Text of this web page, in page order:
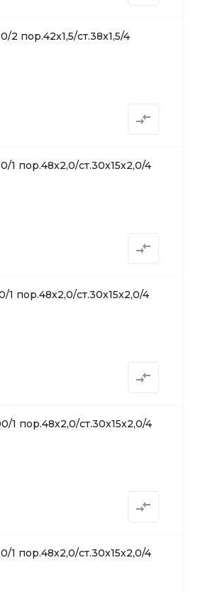
2 пор.42х1,5/ст.38х1,5/4
1 пор.48х2,0/ст.30х15х2,0/4
1 пор.48х2,0/ст.30х15х2,0/4
1 пор.48х2,0/ст.30х15х2,0/4
1 пор.48х2,0/ст.30х15х2,0/4